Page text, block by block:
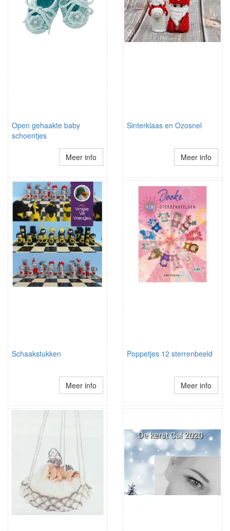
Open gehaakte baby
schoentjes
Meer info
Sinterklaas en Ozosnel
Meer info
Schaakstukken
Meer info
Poppetjes 12 sterrenbeeld
Meer info